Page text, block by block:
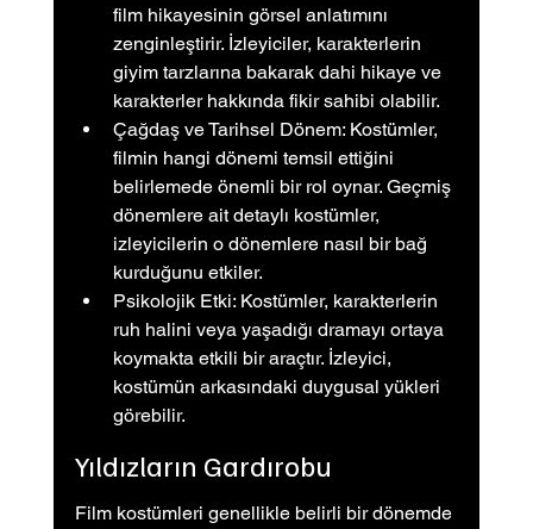
film hikayesinin görsel anlatımını
zenginleştirir. İzleyiciler, karakterlerin
giyim tarzlarına bakarak dahi hikaye ve
karakterler hakkında fikir sahibi olabilir.
Çağdaş ve Tarihsel Dönem: Kostümler,
filmin hangi dönemi temsil ettiğini
belirlemede önemli bir rol oynar. Geçmiş
dönemlere ait detaylı kostümler,
izleyicilerin o dönemlere nasıl bir bağ
kurduğunu etkiler.
Psikolojik Etki: Kostümler, karakterlerin
ruh halini veya yaşadığı dramayı ortaya
koymakta etkili bir araçtır. İzleyici,
kostümün arkasındaki duygusal yükleri
görebilir.
Yıldızların Gardırobu
Film kostümleri genellikle belirli bir dönemde